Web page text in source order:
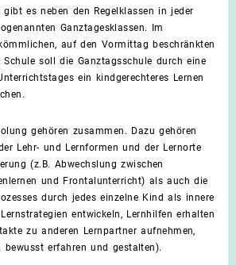
es neben den Regelklassen in jeder
Ganztagesklassen. Im
auf den Vormittag beschränkten
Schule soll die Ganztagsschule durch eine
ein kindgerechteres Lernen
gehören zusammen. Dazu gehören
Lehr- und Lernformen und der Lernorte
(z.B. Abwechslung zwischen
und Frontalunterricht) als auch die
durch jedes einzelne Kind als innere
Lernstrategienentwickeln, Lernhilfen erhalten
zu anderen Lernpartner aufnehmen,
bewusst erfahren und gestalten).